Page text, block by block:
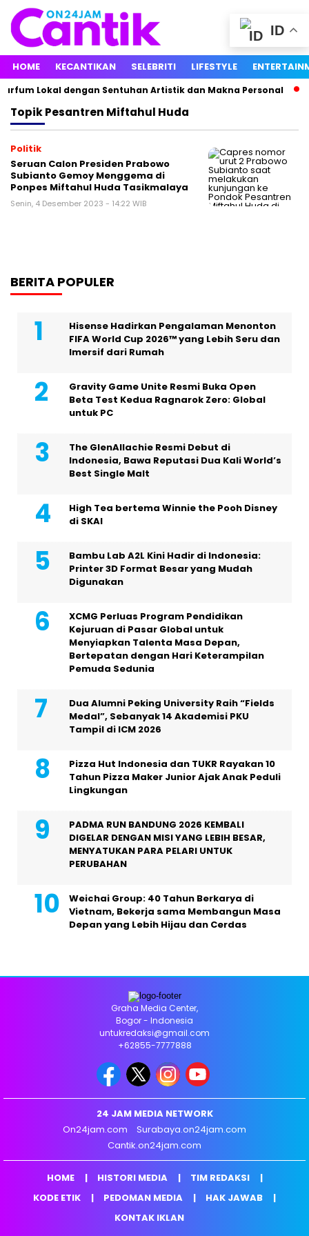
HOME KECANTIKAN SELEBRITI LIFESTYLE
Lokal dengan Sentuhan Artistik dan Makna Personal
TopikPesantren Miftahul Huda
Politik
Seruan Calon Presiden Prabowo
Subianto Gemoy Menggema di
Ponpes Miftahul Huda Tasikmalaya
Senin, 4 Desember 2023 - 14:22 WIB
BERITA POPULER
Hisense Hadirkan Pengalaman Menonton
FIFA World Cup 2026™ yang Lebih Seru dan
Imersif dari Rumah
Gravity Game Unite Resmi Buka Open
Beta Test Kedua Ragnarok Zero: Global
untuk PC
The GlenAllachie Resmi Debut di
Indonesia, Bawa Reputasi Dua Kali World’s
Best Single Malt
High Tea bertema Winnie the Pooh Disney
di SKAI
Bambu Lab A2L Kini Hadir di Indonesia:
Printer 3D Format Besar yang Mudah
Digunakan
XCMG Perluas Program Pendidikan
Kejuruan di Pasar Global untuk
Menyiapkan Talenta Masa Depan,
Bertepatan dengan Hari Keterampilan
Pemuda Sedunia
Dua Alumni Peking University Raih “Fields
Medal”, Sebanyak 14 Akademisi PKU
Tampil di ICM 2026
Pizza Hut Indonesia dan TUKR Rayakan 10
Tahun Pizza Maker Junior Ajak Anak Peduli
Lingkungan
PADMA RUN BANDUNG 2026 KEMBALI
DIGELAR DENGAN MISI YANG LEBIH BESAR,
MENYATUKAN PARA PELARI UNTUK
PERUBAHAN
Weichai Group: 40 Tahun Berkarya di
Vietnam, Bekerja sama Membangun Masa
Depan yang Lebih Hijau dan Cerdas
ID
Graha Media Center,
Bogor - Indonesia
untukredaksi@gmail.com
+62855-7777888
24 JAM MEDIA NETWORK
On24jam.com
Surabaya.on24jam.com
Cantik.on24jam.com
HOME HISTORI MEDIA
TIM REDAKSI
KODE ETIK
PEDOMAN MEDIA
HAK JAWAB
KONTAK IKLAN